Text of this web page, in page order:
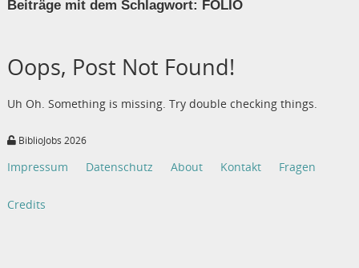
Beiträge mit dem Schlagwort: FOLIO
Oops, Post Not Found!
Uh Oh. Something is missing. Try double checking things.
BiblioJobs 2026
Impressum Datenschutz About Kontakt Fragen
Credits